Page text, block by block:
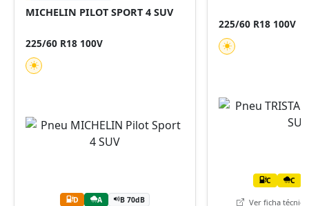
MICHELIN PILOT SPORT 4 SUV
225/60 R18 100V
D A B 70dB
225/60 R18 100V
C C
Ver ficha técnica